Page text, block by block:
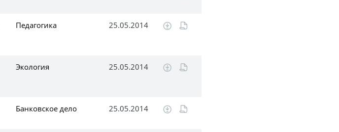
Педагогика 25.05.2014
Экология 25.05.2014
Банковское дело 25.05.2014